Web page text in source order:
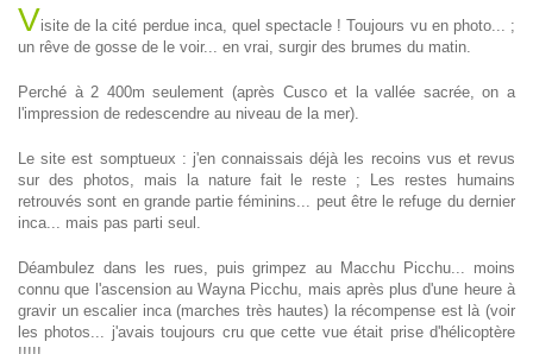
Visite de la cité perdue inca, quel spectacle ! Toujours vu en photo... ;
un rêve de gosse de le voir... en vrai, surgir des brumes du matin.
Perché à 2 400m seulement (après Cusco et la vallée sacrée, on a
l'impression de redescendre au niveau de la mer).
Le site est somptueux : j'en connaissais déjà les recoins vus et revus
sur des photos, mais la nature fait le reste ; Les restes humains
retrouvés sont en grande partie féminins... peut être le refuge du dernier
inca... mais pas parti seul.
Déambulez dans les rues, puis grimpez au Macchu Picchu... moins
connu que l'ascension au Wayna Picchu, mais après plus d'une heure à
gravir un escalier inca (marches très hautes) la récompense est là (voir
les photos... j'avais toujours cru que cette vue était prise d'hélicoptère